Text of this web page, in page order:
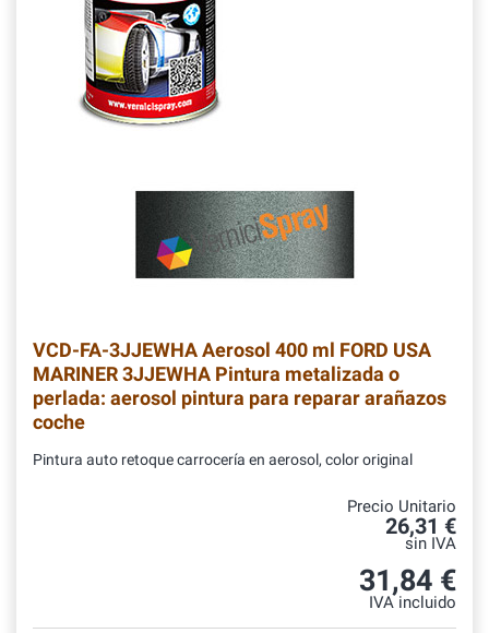
VCD-FA-3JJEWHAAerosol 400 ml FORD USA
MARINER 3JJEWHA Pintura metalizada o
perlada: aerosol pintura para reparar arañazos
coche
Pintura auto retoque carrocería en aerosol, color original
Precio Unitario
26,31 €
sin IVA
31,84 €
IVA incluido